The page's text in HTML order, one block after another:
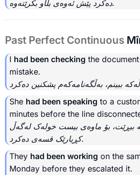
دەکرد پێش ئەوەی بڵاو بکرێتەوە.
Past Perfect Continuous
I had been checking the
mistake.
She had been speaking to a
minutes before the line
ببڕێت، بۆ ماوەی بیست خولەک لەگەڵ
کڕیارێک قسەی دەکرد.
They had been working on the
Monday before they escalated it.